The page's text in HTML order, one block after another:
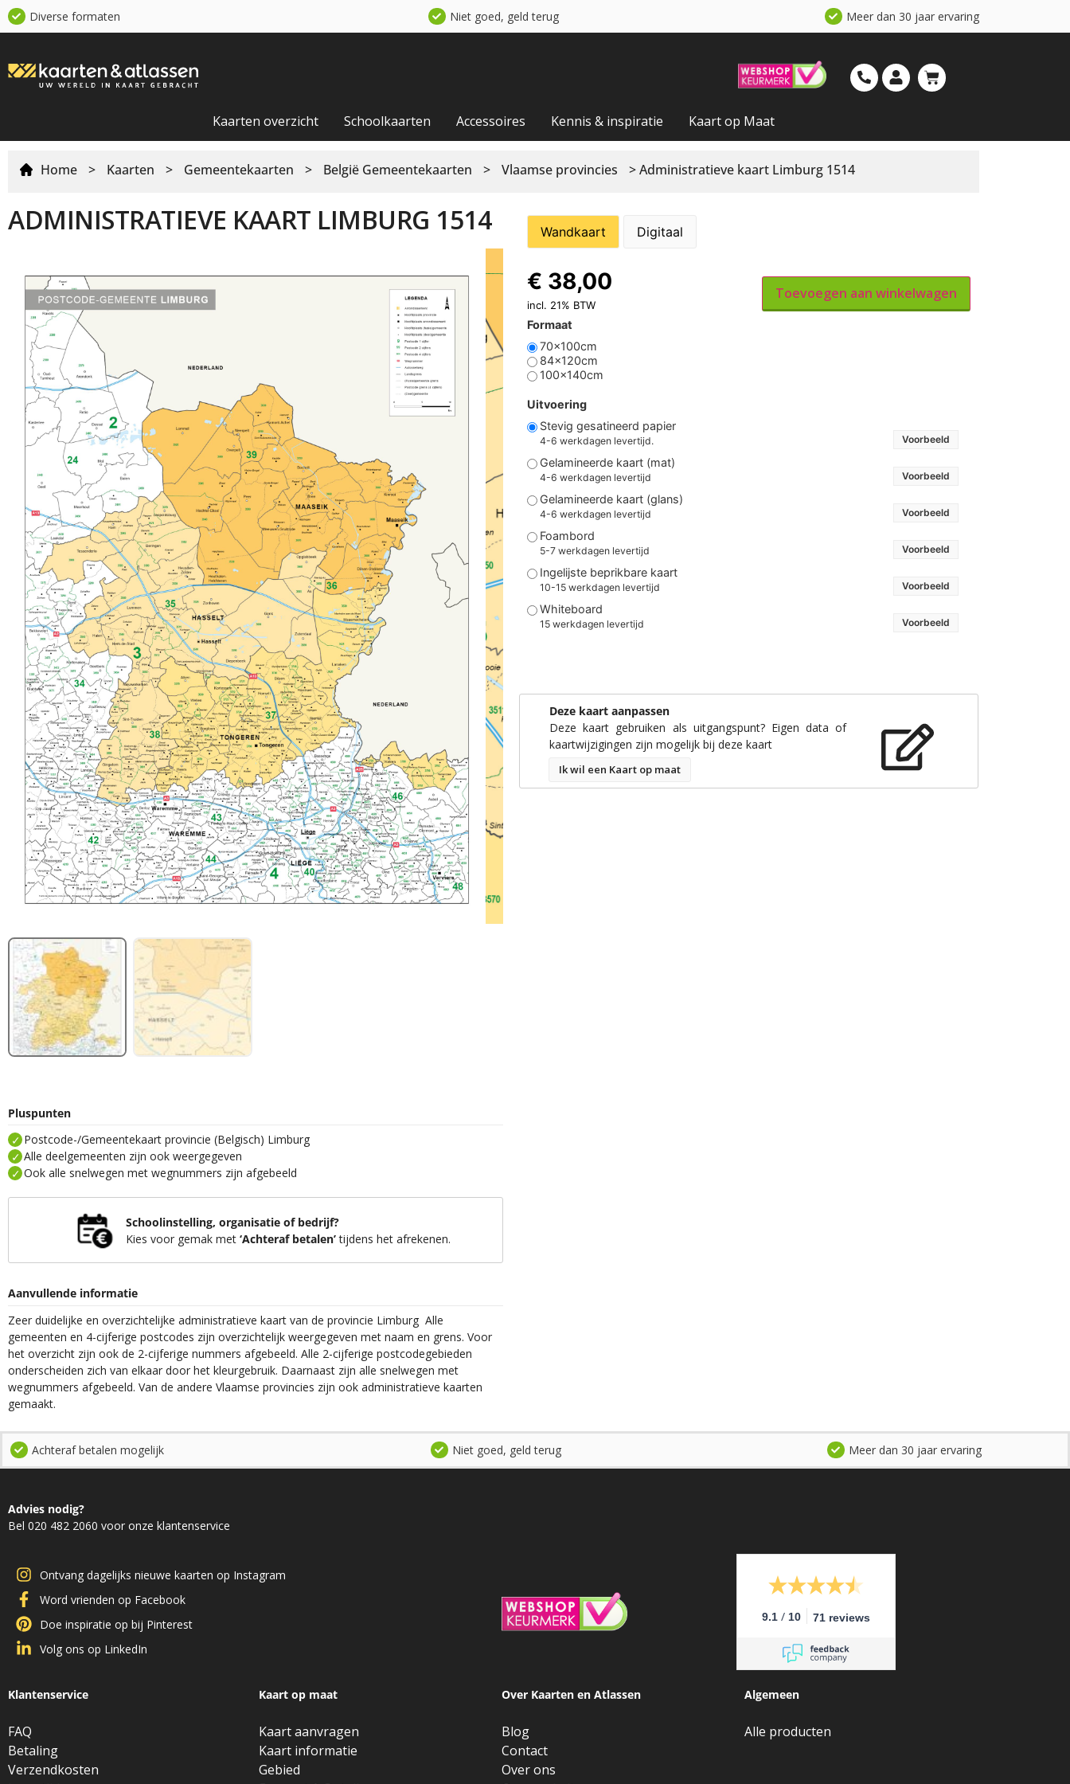
Diverse formaten Niet goed, geld terug Meer dan 30 jaar ervaring
Kaarten overzicht Schoolkaarten Accessoires Kennis & inspiratie Kaart op Maat
Home > Kaarten > Gemeentekaarten > België Gemeentekaarten > Vlaamse provincies > Administratieve kaart Limburg 1514
ADMINISTRATIEVE KAART LIMBURG 1514
Pluspunten
Postcode-/Gemeentekaart provincie (Belgisch) Limburg
Alle deelgemeenten zijn ook weergegeven
Ook alle snelwegen met wegnummers zijn afgebeeld
Schoolinstelling, organisatie of bedrijf?
Kies voor gemak met ‘Achteraf betalen’tijdens het afrekenen.
Aanvullende informatie
Zeer duidelijke en overzichtelijke administratieve kaart van de provincie Limburg Alle
gemeenten en 4-cijferige postcodes zijn overzichtelijk weergegeven met naam en grens. Voor
het overzicht zijn ook de 2-cijferige nummers afgebeeld. Alle 2-cijferige postcodegebieden
onderscheiden zich van elkaar door het kleurgebruik. Daarnaast zijn alle snelwegen met
wegnummers afgebeeld. Van de andere Vlaamse provincies zijn ook administratieve kaarten
gemaakt.
Wandkaart Digitaal
Formaat
70x100cm
84x120cm
100x140cm
Uitvoering
Stevig gesatineerd papier
4-6 werkdagen levertijd. Voorbeeld
Gelamineerde kaart (mat)
4-6 werkdagen levertijd Voorbeeld
Gelamineerde kaart (glans)
4-6 werkdagen levertijd Voorbeeld
Foambord
5-7 werkdagen levertijd Voorbeeld
Ingelijste beprikbare kaart
10-15 werkdagen levertijd Voorbeeld
Whiteboard
15 werkdagen levertijd Voorbeeld
€ 38,00
incl. 21% BTW
Toevoegen aan winkelwagen
Deze kaart aanpassen
Deze kaart gebruiken als uitgangspunt? Eigen data of
kaartwijzigingen zijn mogelijk bij deze kaart
Ik wil een Kaart op maat
Achteraf betalen mogelijk Niet goed, geld terug Meer dan 30 jaar ervaring
Advies nodig?
Bel 020 482 2060 voor onze klantenservice
Ontvang dagelijks nieuwe kaarten op Instagram
Word vrienden op Facebook
Doe inspiratie op bij Pinterest
Volg ons op LinkedIn
9.1 / 10 71 reviews
Klantenservice
FAQ
Betaling
Verzendkosten
Kaart op maat
Kaart aanvragen
Kaart informatie
Gebied
Over Kaarten en Atlassen
Blog
Contact
Over ons
Algemeen
Alle producten